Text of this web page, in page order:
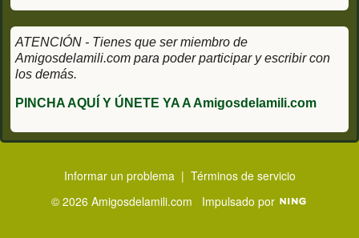
ATENCIÓN - Tienes que ser miembro de
Amigosdelamili.com para poder participar y escribir con
los demás.
PINCHA AQUÍ Y ÚNETE YA A Amigosdelamili.com
Informar un problema| Términos de servicio
© 2026 Amigosdelamili.com Impulsado por